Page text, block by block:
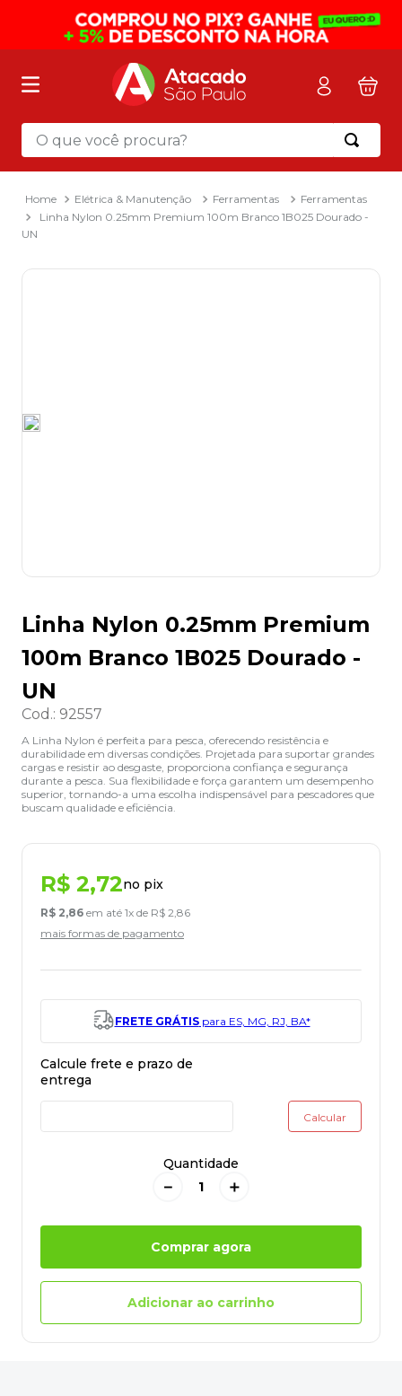
O que você procura?
Elétrica & Manutenção Ferramentas
Ferramentas
Linha Nylon 0.25mm Premium 100m Branco 1B025 Dourado -
UN
Linha Nylon 0.25mm Premium
100m Branco 1B025 Dourado -
UN
Cod.: 92557
A Linha Nylon é perfeita para pesca, oferecendo resistência e
durabilidade em diversas condições. Projetada para suportar grandes
cargas e resistir ao desgaste, proporciona confiança e segurança
durante a pesca. Sua flexibilidade e força garantem um desempenho
superior, tornando-a uma escolha indispensável para pescadores que
buscam qualidade e eficiência.
R$ 2,72no pix
R$ 2,86 em até 1x de R$ 2,86
mais formas de pagamento
FRETE GRÁTISpara ES, MG, RJ, BA*
Quantidade
＋
－
Comprar agora
Adicionar ao carrinho
Termos mais buscados
mochila
2º sacola
8